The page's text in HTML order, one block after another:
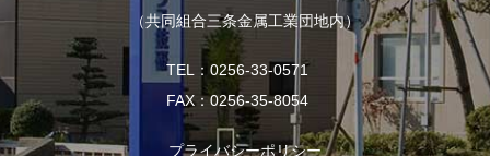
（共同組合三条金属工業団地内）
TEL
0256-33-0571
FAX
0256-35-8054
プライバシーポリシー